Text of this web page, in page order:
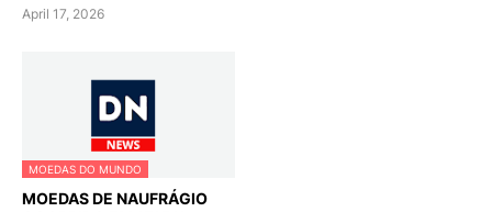
April 17, 2026
MOEDAS DO MUNDO
MOEDAS DE NAUFRÁGIO